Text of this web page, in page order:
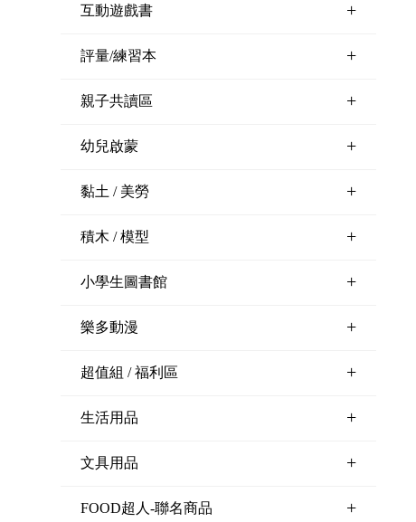
互動遊戲書 +
評量/練習本 +
親子共讀區 +
幼兒啟蒙 +
黏土 / 美勞 +
積木 / 模型 +
小學生圖書館 +
樂多動漫 +
超值組 / 福利區 +
生活用品 +
文具用品 +
FOOD超人-聯名商品 +